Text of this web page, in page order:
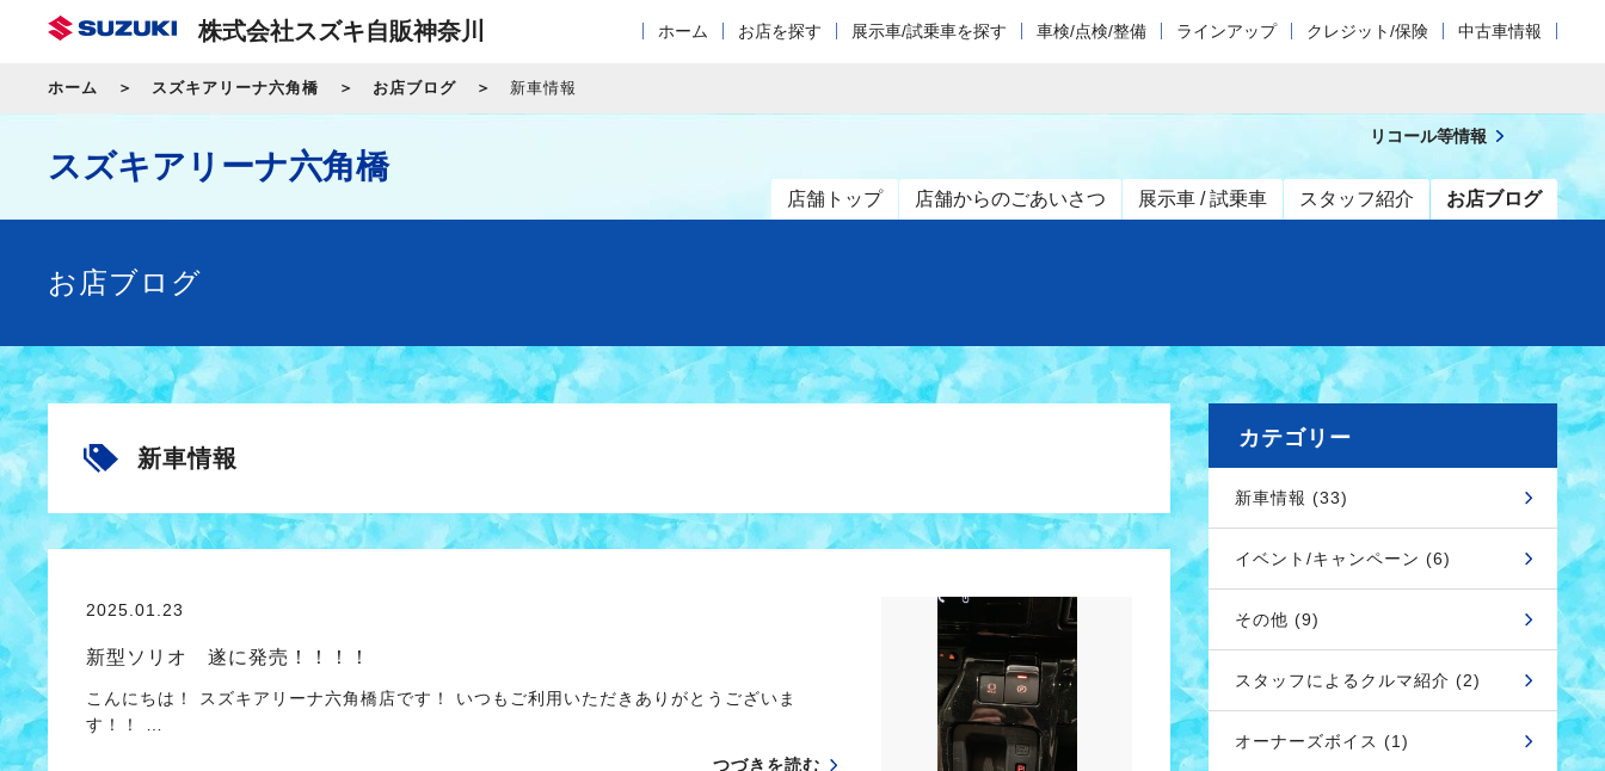
株式会社スズキ自販神奈川 ホーム お店を探す 展示車/試乗車を探す 車検/点検/整備 ラインアップ クレジット/保険 中古車情報
ホーム スズキアリーナ六角橋 お店ブログ 新車情報
スズキアリーナ六角橋
店舗トップ 店舗からのごあいさつ 展示車 / 試乗車 スタッフ紹介 お店ブログ
リコール等情報
お店ブログ
新車情報
2025.01.23
新型ソリオ 遂に発売！！！！
こんにちは！ スズキアリーナ六角橋店です！ いつもご利用いただきありがとうございま
す！！ …
つづきを読む
カテゴリー
新車情報 (33)
イベント/キャンペーン (6)
その他 (9)
スタッフによるクルマ紹介 (2)
オーナーズボイス (1)